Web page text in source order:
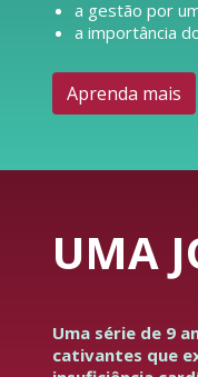
a gestão por
a importância
Aprenda mais
UMA
Uma série de 9
cativantes que